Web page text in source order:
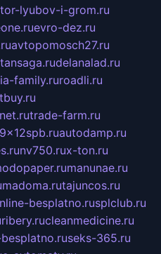
tor-lyubov-i-grom.ru
evro-dez.ru
avtopomosch27.ru
delanalad.ru
family.ruroadli.ru
trade-farm.ru
autodamp.ru
nv750.rux-ton.ru
manunae.ru
madoma.rutajuncos.ru
besplatno.rusplclub.ru
ribery.rucleanmedicine.ru
seks-365.ru